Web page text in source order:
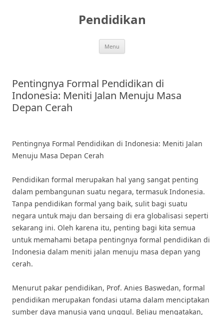
Pendidikan
Menu
Pentingnya Formal Pendidikan di
Indonesia: Meniti Jalan Menuju Masa
Depan Cerah
Pentingnya Formal Pendidikan di Indonesia: Meniti Jalan
Menuju Masa Depan Cerah
Pendidikan formal merupakan hal yang sangat penting
dalam pembangunan suatu negara, termasuk Indonesia.
Tanpa pendidikan formal yang baik, sulit bagi suatu
negara untuk maju dan bersaing di era globalisasi seperti
sekarang ini. Oleh karena itu, penting bagi kita semua
untuk memahami betapa pentingnya formal pendidikan di
Indonesia dalam meniti jalan menuju masa depan yang
cerah.
Menurut pakar pendidikan, Prof. Anies Baswedan, formal
pendidikan merupakan fondasi utama dalam menciptakan
sumber daya manusia yang unggul. Beliau mengatakan,